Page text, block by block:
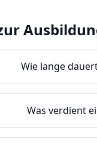
Wie lange
Was verdient